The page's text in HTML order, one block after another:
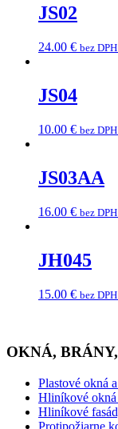
JS02
24.00 € bez DPH
JS04
10.00 € bez DPH
JS03AA
16.00 € bez DPH
JH045
15.00 € bez DPH
OKNÁ,
Plastové okná
Hliníkové okná
Hliníkové